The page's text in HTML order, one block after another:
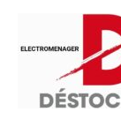
contenu